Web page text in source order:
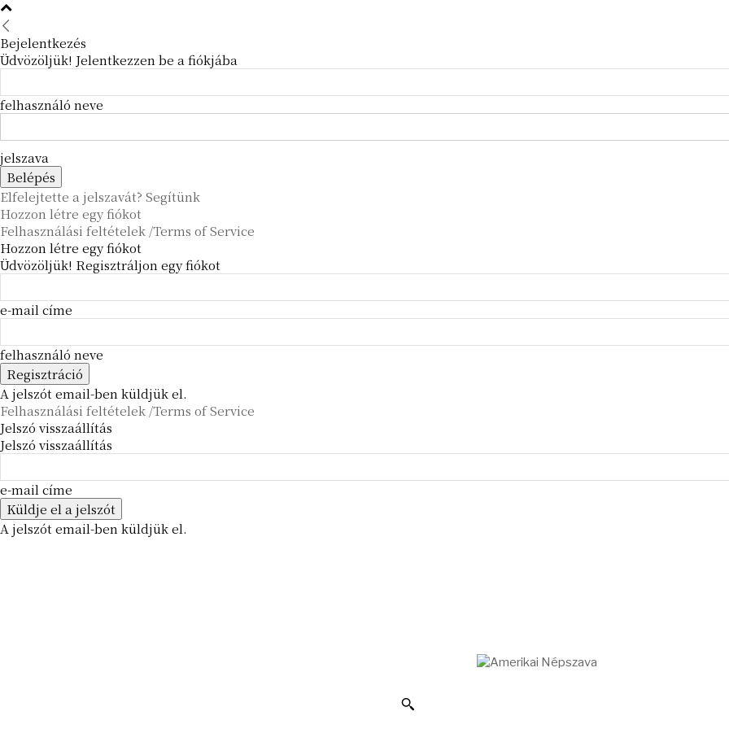
Bejelentkezés
Üdvözöljük! Jelentkezzen be a fiókjába
felhasználó neve
jelszava
Elfelejtette a jelszavát? Segítünk
Hozzon létre egy fiókot
Felhasználási feltételek /Terms of Service
Hozzon létre egy fiókot
Üdvözöljük! Regisztráljon egy fiókot
e-mail címe
felhasználó neve
A jelszót email-ben küldjük el.
Felhasználási feltételek /Terms of Service
Jelszó visszaállítás
Jelszó visszaállítás
e-mail címe
A jelszót email-ben küldjük el.